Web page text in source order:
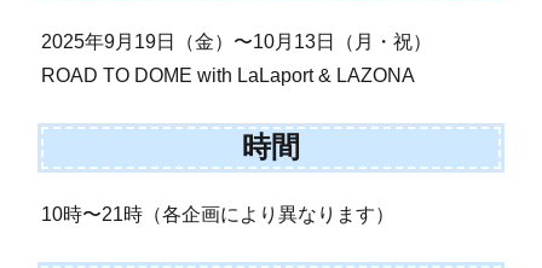
2025年9月19日（金）〜10月13日（月・祝）
ROAD TO DOME with LaLaport & LAZONA
時間
10時〜21時（各企画により異なります）